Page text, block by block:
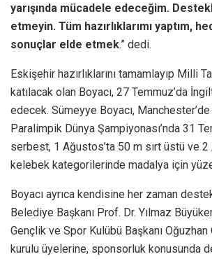
yarışında mücadele edeceğim.
etmeyin. Tüm hazırlıklarımı yaptım,
sonuçlar elde etmek.” dedi.
Eskişehir hazırlıklarını tamamlayıp Milli
katılacak olan Boyacı, 27 Temmuz’da
edecek. Sümeyye Boyacı,
Paralimpik Dünya Şampiyonası’nda 31
serbest, 1 Ağustos’ta 50 m sırt üstü ve
kelebek kategorilerinde madalya için
Boyacı ayrıca kendisine her zaman
Belediye Başkanı Prof. Dr. Yılmaz
Gençlik ve Spor Kulübü Başkanı
kurulu üyelerine, sponsorluk konusunda